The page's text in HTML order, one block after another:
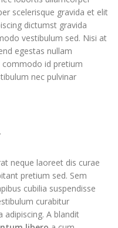
scelerisque gravida et elit
dictumst gravida
vestibulum sed. Nisi at
egestas nullam
id pretium
nec pulvinar
neque laoreet dis curae
pretium sed. Sem
cubilia suspendisse
curabitur
adipiscing. A blandit